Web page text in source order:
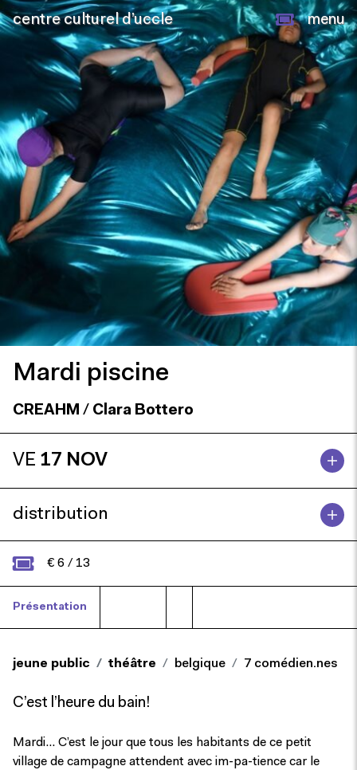
centre culturel d’uccle menu
Mardi piscine
CREAHM / Clara Bottero
VE 17 NOV
distribution
€ 6 / 13
Présentation
jeune public théâtre belgique 7 comédien.nes
C’est l’heure du bain!
Mardi… C’est le jour que tous les habitants de ce petit
village de campagne attendent avec im-pa-tience car le